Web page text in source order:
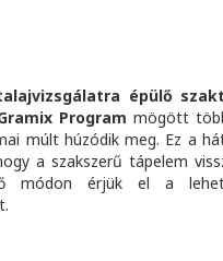
épülő
Program mögött
múlt húzódik meg. Ez a
a szakszerű tápelem
módon érjük el a